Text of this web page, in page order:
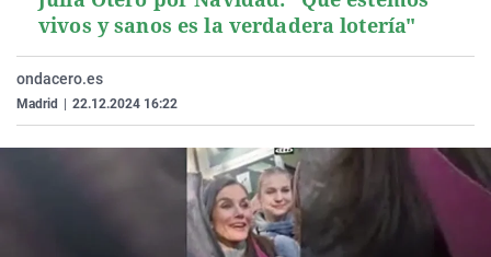
vivos y sanos es la verdadera lotería"
ondacero.es
Madrid 22.12.2024 16:22